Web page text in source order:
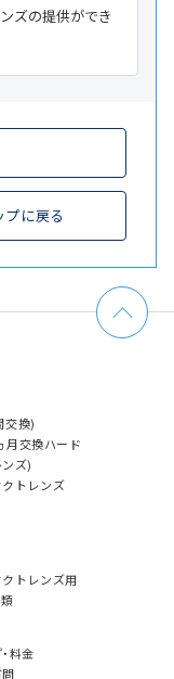
ズの提供ができ
に戻る
交換)
月交換ハード
ズ)
トレンズ
トレンズ用
料金